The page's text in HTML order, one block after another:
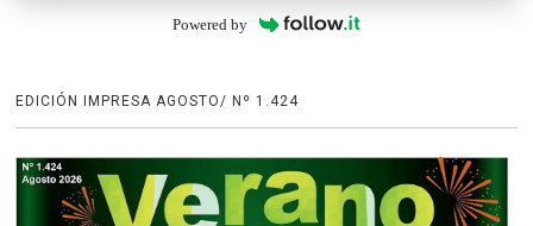
Powered by
EDICIÓN IMPRESA AGOSTO/ Nº 1.424